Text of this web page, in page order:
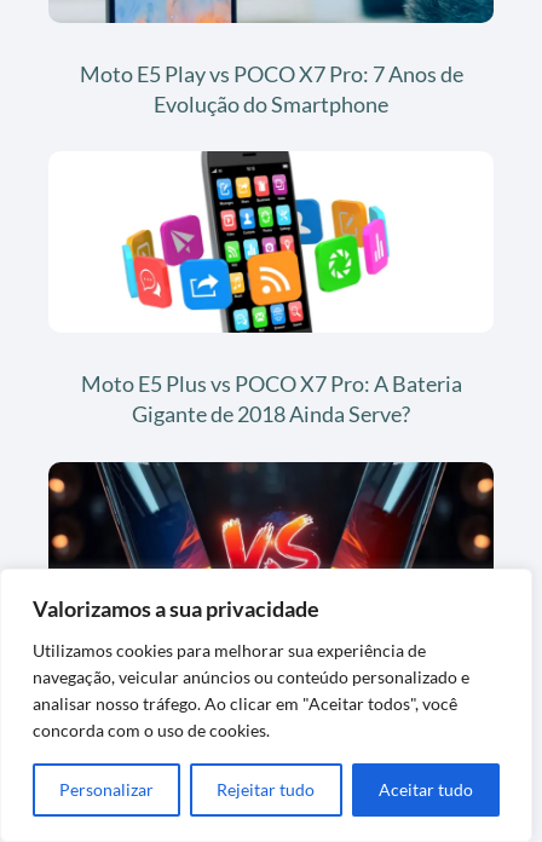
Valorizamos a sua privacidade
Utilizamos cookies para melhorar sua experiência de
navegação, veicular anúncios ou conteúdo personalizado e
analisar nosso tráfego. Ao clicar em "Aceitar todos", você
concorda com o uso de cookies.
Personalizar Rejeitar tudo Aceitar tudo
Moto E5 Play vs POCO X7 Pro: 7 Anos de
Evolução do Smartphone
Moto E5 Plus vs POCO X7 Pro: A Bateria
Gigante de 2018 Ainda Serve?
Moto E6 vs POCO X7 Pro: Ainda Vale Usar
Smartphone de 2019?